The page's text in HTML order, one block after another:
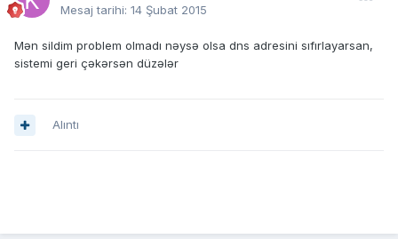
Mesaj tarihi: 14 Şubat 2015
Mən sildim problem olmadı nəysə olsa dns adresini sıfırlayarsan,
sistemi geri çəkərsən düzələr
Alıntı